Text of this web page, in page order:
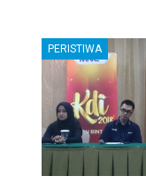
PERISTIWA